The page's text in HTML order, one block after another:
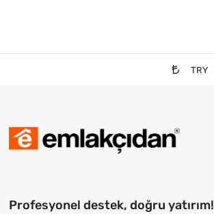
TRY
Profesyonel destek, doğru yatırım!